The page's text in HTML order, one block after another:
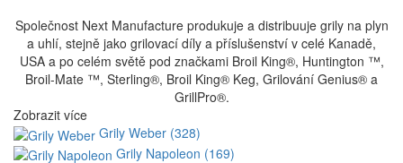
Společnost Next Manufacture produkuje a distribuuje grily na plyn
a uhlí, stejně jako grilovací díly a příslušenství v celé Kanadě,
USA a po celém světě pod značkami Broil King®, Huntington ™,
Broil-Mate ™, Sterling®, Broil King® Keg, Grilování Genius® a
GrillPro®.
Zobrazit více
Grily Weber (328)
Grily Napoleon (169)